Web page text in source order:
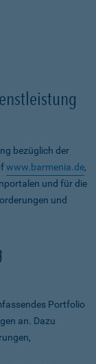
bezüglich der
www.barmenia.de,
und für die
und
Portfolio
an. Dazu